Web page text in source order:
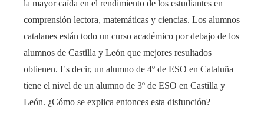
la mayor caída en el rendimiento de los estudiantes en
comprensión lectora, matemáticas y ciencias. Los alumnos
catalanes están todo un curso académico por debajo de los
alumnos de Castilla y León que mejores resultados
obtienen. Es decir, un alumno de 4º de ESO en Cataluña
tiene el nivel de un alumno de 3º de ESO en Castilla y
León. ¿Cómo se explica entonces esta disfunción?